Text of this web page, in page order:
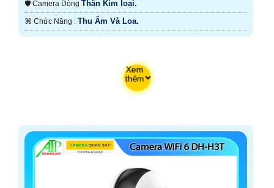
🛡 Camera Dòng Thân Kim loại.
️⌘ Chức Năng : Thu Âm Và Loa.
Xem
thêm